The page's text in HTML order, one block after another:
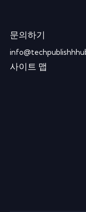
문의하기
사이트 맵